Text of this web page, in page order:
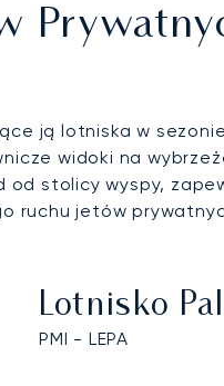
ją lotniska w
widoki na
od stolicy wyspy,
ruchu jetów
Lotnisko
PMI - LEPA